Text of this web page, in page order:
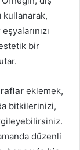
kullanarak,
bir
raflar eklemek,
bitkilerinizi,
düzenli